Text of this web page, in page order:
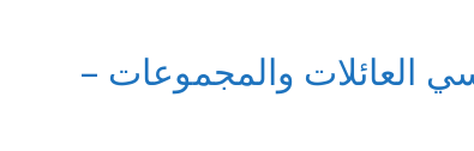
| تاكسي العائلات والمجموعات –